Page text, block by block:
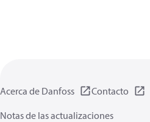
Acerca de Danfoss
Contacto
Notas de las actualizaciones